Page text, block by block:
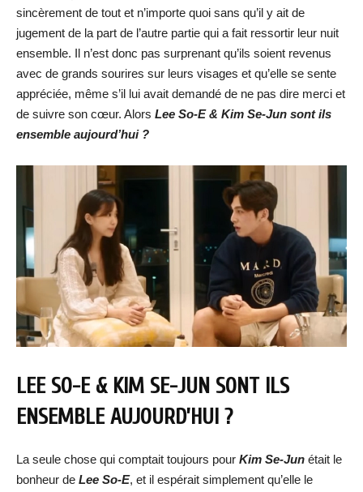
sincèrement de tout et n’importe quoi sans qu’il y ait de
jugement de la part de l’autre partie qui a fait ressortir leur nuit
ensemble. Il n’est donc pas surprenant qu’ils soient revenus
avec de grands sourires sur leurs visages et qu’elle se sente
appréciée, même s’il lui avait demandé de ne pas dire merci et
de suivre son cœur. Alors Lee So-E & Kim Se-Jun sont ils
ensemble aujourd’hui ?
LEE SO-E & KIM SE-JUN SONT ILS
ENSEMBLE AUJOURD’HUI ?
La seule chose qui comptait toujours pour Kim Se-Jun était le
bonheur de Lee So-E, et il espérait simplement qu’elle le